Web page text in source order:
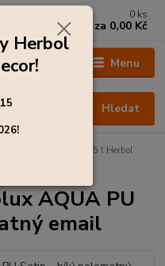
Menu
Hledat
0 ks
za 0,00 Kč
2,5 l Herbol
AQUA PU
email
Herbol